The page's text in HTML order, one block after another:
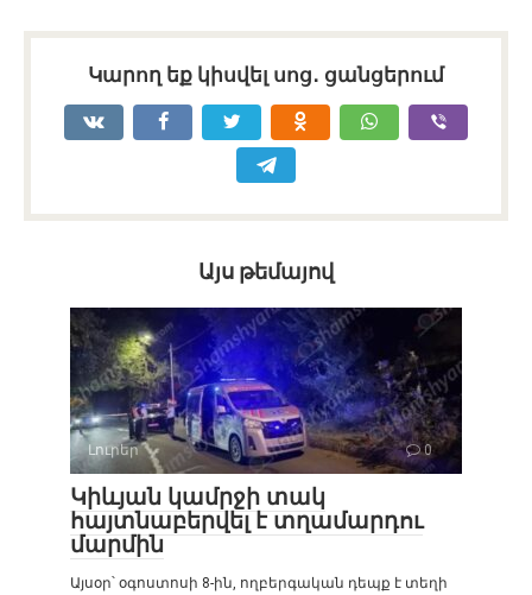
Կարող եք կիսվել սոց․ ցանցերում
Այս թեմայով
Լուրեր 0
Կիևյան կամրջի տակ
հայտնաբերվել է տղամարդու
մարմին
Այսօր՝ օգոստոսի 8-ին, ողբերգական դեպք է տեղի